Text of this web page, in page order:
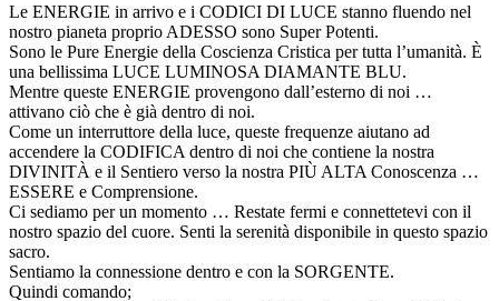
Le ENERGIE in arrivo e i CODICI DI LUCE stanno fluendo nel
nostro pianeta proprio ADESSO sono Super Potenti.
Sono le Pure Energie della Coscienza Cristica per tutta l’umanità. È
una bellissima LUCE LUMINOSA DIAMANTE BLU.
Mentre queste ENERGIE provengono dall’esterno di noi …
attivano ciò che è già dentro di noi.
Come un interruttore della luce, queste frequenze aiutano ad
accendere la CODIFICA dentro di noi che contiene la nostra
DIVINITÀ e il Sentiero verso la nostra PIÙ ALTA Conoscenza …
ESSERE e Comprensione.
Ci sediamo per un momento … Restate fermi e connettetevi con il
nostro spazio del cuore. Senti la serenità disponibile in questo spazio
sacro.
Sentiamo la connessione dentro e con la SORGENTE.
Quindi comando;